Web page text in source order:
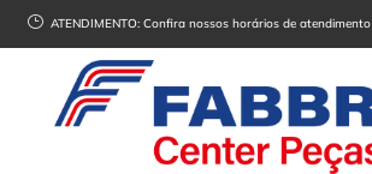
} ATENDIMENTO:Confira nossos horários de atendimento